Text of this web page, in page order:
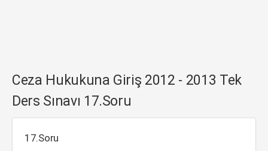
Ceza Hukukuna Giriş 2012 - 2013 Tek
Ders Sınavı 17.Soru
17.Soru